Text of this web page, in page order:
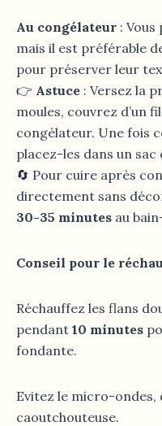
Au congélateur :
mais il est préférable
pour préserver leur
👉 Astuce : Versez la
moules, couvrez d’un
congélateur. Une fois
placez-les dans un
🔄 Pour cuire après
directement sans
30-35 minutes au
Conseil pour le
Réchauffez les flans
pendant 10 minutes
fondante.
Evitez le micro-
caoutchouteuse.